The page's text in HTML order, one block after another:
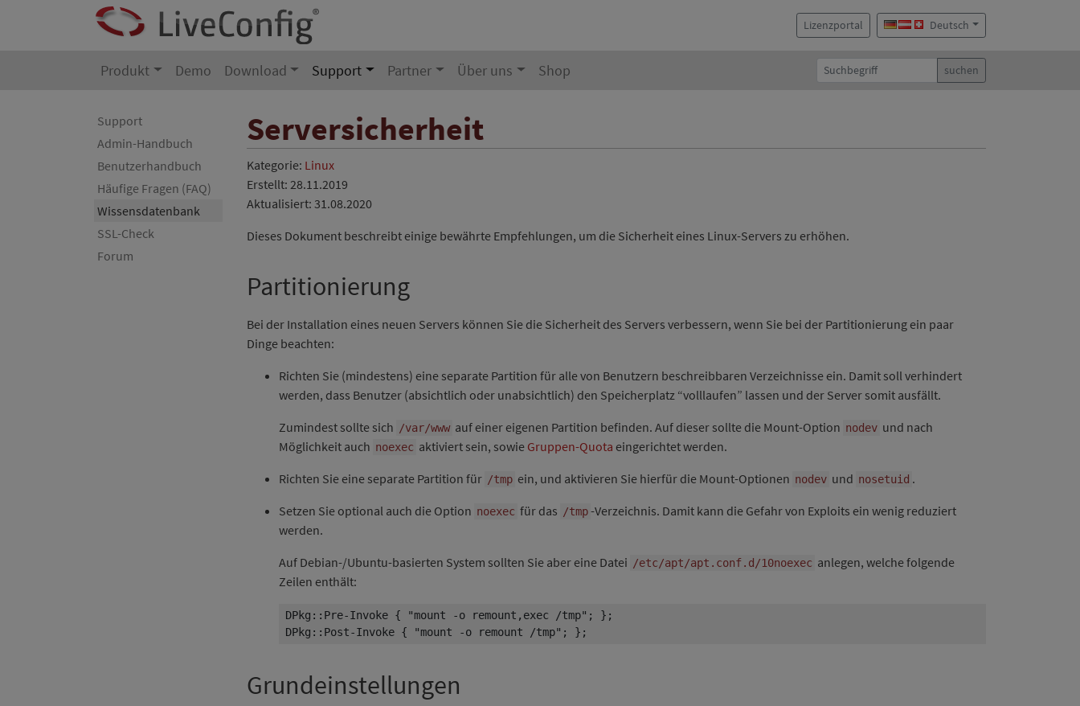
Lizenzportal Deutsch
Produkt Demo Download Support Partner Über uns Shop suchen
Support
Admin-Handbuch
Benutzerhandbuch
Häufige Fragen (FAQ)
Wissensdatenbank
SSL-Check
Forum
Serversicherheit
Kategorie: Linux
Erstellt: 28.11.2019
Aktualisiert: 31.08.2020
Dieses Dokument beschreibt einige bewährte Empfehlungen, um die Sicherheit eines Linux-Servers zu erhöhen.
Partitionierung
Bei der Installation eines neuen Servers können Sie die Sicherheit des Servers verbessern, wenn Sie bei der Partitionierung ein paar
Dinge beachten:
Richten Sie (mindestens) eine separate Partition für alle von Benutzern beschreibbaren Verzeichnisse ein. Damit soll verhindert
werden, dass Benutzer (absichtlich oder unabsichtlich) den Speicherplatz “volllaufen” lassen und der Server somit ausfällt.
Zumindest sollte sich /var/www auf einer eigenen Partition befinden. Auf dieser sollte die Mount-Option nodev und nach
Möglichkeit auch noexec aktiviert sein, sowie Gruppen-Quota eingerichtet werden.
Richten Sie eine separate Partition für /tmp ein, und aktivieren Sie hierfür die Mount-Optionen nodev und nosetuid .
Setzen Sie optional auch die Option noexec für das /tmp-Verzeichnis. Damit kann die Gefahr von Exploits ein wenig reduziert
werden.
Auf Debian-/Ubuntu-basierten System sollten Sie aber eine Datei /etc/apt/apt.conf.d/10noexec anlegen, welche folgende
Zeilen enthält:
DPkg::Post-Invoke { "mount -o remount /tmp"; };
Grundeinstellungen